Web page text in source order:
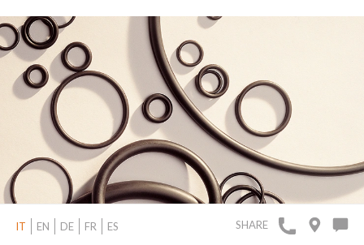
IT EN DE FR ES SHARE